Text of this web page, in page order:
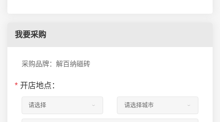
我要采购
采购品牌：解百纳磁砖
* 开店地点：